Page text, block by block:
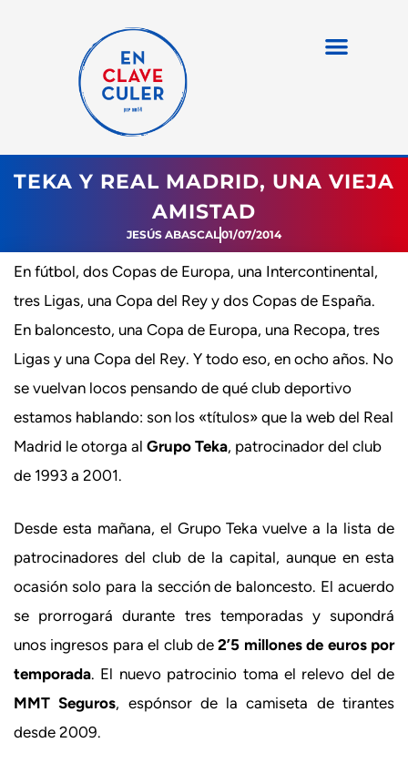
TEKA Y REAL MADRID, UNA VIEJA
AMISTAD
JESÚS ABASCAL01/07/2014
En fútbol, dos Copas de Europa, una Intercontinental,
tres Ligas, una Copa del Rey y dos Copas de España.
En baloncesto, una Copa de Europa, una Recopa, tres
Ligas y una Copa del Rey. Y todo eso, en ocho años. No
se vuelvan locos pensando de qué club deportivo
estamos hablando: son los «títulos» que la web del Real
Madrid le otorga al Grupo Teka, patrocinador del club
de 1993 a 2001.
Desde esta mañana, el Grupo Teka vuelve a la lista de
patrocinadores del club de la capital, aunque en esta
ocasión solo para la sección de baloncesto. El acuerdo
se prorrogará durante tres temporadas y supondrá
unos ingresos para el club de2’5 millones de euros por
temporada. El nuevo patrocinio toma el relevo del de
MMT Seguros, espónsor de la camiseta de tirantes
desde 2009.